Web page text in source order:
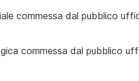
commessa dal pubblico
commessa dal pubblico